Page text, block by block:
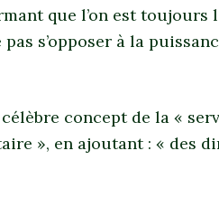
que l’on est toujours
s’opposer à la
concept de la «
», en ajoutant : « des